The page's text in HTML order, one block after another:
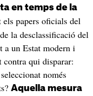
en temps de la
papers oficials del
la desclassificació del
a un Estat modern i
contra qui disparar:
només
Aquella mesura